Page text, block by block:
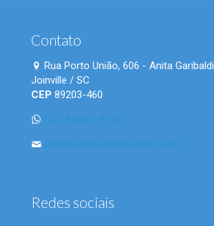
Contato
Rua Porto União, 606 - Anita Garibaldi
Joinville / SC
CEP 89203-460
(47) 9 8847-9520
administrativo@scpetro.com.br
Redes sociais